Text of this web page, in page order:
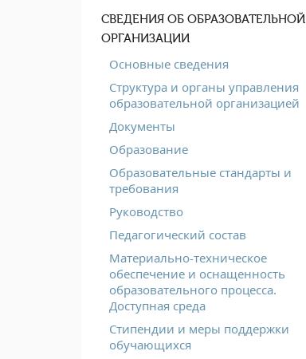
СВЕДЕНИЯ ОБ ОБРАЗОВАТЕЛЬНОЙ
ОРГАНИЗАЦИИ
Основные сведения
Структура и органы управления
образовательной организацией
Документы
Образование
Образовательные стандарты и
требования
Руководство
Педагогический состав
Материально-техническое
обеспечение и оснащенность
образовательного процесса.
Доступная среда
Стипендии и меры поддержки
обучающихся